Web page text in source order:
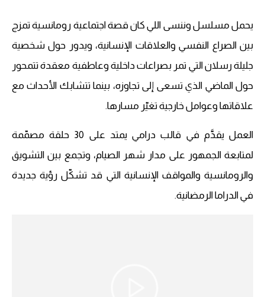
يحمل مسلسل وننسى اللي كان قصة اجتماعية رومانسية تمزج
بين الصراع النفسي والعلاقات الإنسانية، ويدور حول شخصية
جليلة رسلان التي تمر بصراعات داخلية وعاطفية معقدة تتمحور
حول الماضي الذي تسعى إلى تجاوزه، بينما تتشابك الأحداث مع
علاقاتها وعوامل خارجية تغيّر مسارها.
العمل يقدَّم في قالب درامي يمتد على 30 حلقة مصمّمة
لمتابعة الجمهور على مدار شهر الصيام، وتجمع بين التشويق
والرومانسية والمواقف الإنسانية التي قد تشكّل رؤية جديدة
في الدراما الرمضانية.